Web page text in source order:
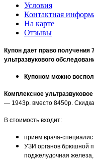
Условия
Контактная
На карте
Отзывы
Купон дает право получения
ультразвукового
Купоном можно
Комплексное
— 1943р. вместо 8450р.
В стоимость входит:
прием врача-
УЗИ органов брюшной
поджелудочная